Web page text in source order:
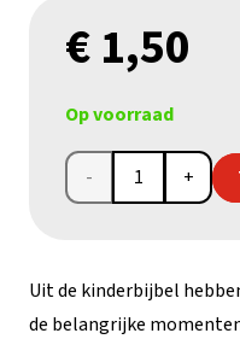
€1,50
Op voorraad
Kinderbijbelboekje
dienaar
Uit de kinderbijbel
de belangrijke